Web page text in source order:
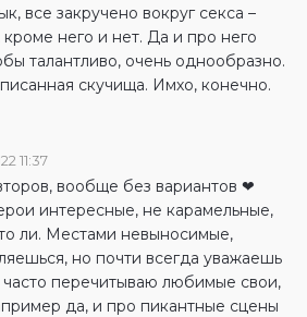
все закручено вокруг секса –
кроме него и нет. Да и про него
талантливо, очень однообразно.
скучища. Имхо, конечно.
11:37
вообще без вариантов ❤
интересные, не карамельные,
ли. Местами невыносимые,
но почти всегда уважаешь
перечитываю любимые свои,
да, и про пикантные сцены